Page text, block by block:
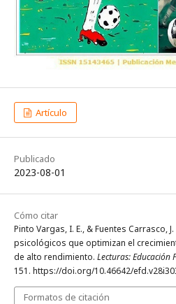
Artículo
Publicado
2023-08-01
Cómo citar
Pinto Vargas, I. E., & Fuentes Carrasco,
psicológicos que optimizan el
de alto rendimiento. Lecturas: Educación
151. https://doi.org/10.46642/
Formatos de citación